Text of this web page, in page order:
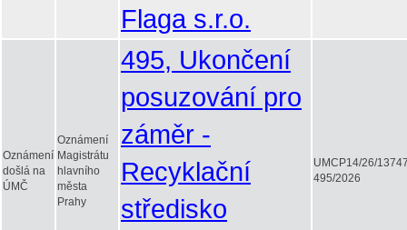
Flaga s.r.o.
Oznámení
došlá na
ÚMČ
Oznámení
Magistrátu
hlavního
města
Prahy
495, Ukončení
posuzování pro
záměr -
Recyklační
středisko
UMCP14/26/
495/2026